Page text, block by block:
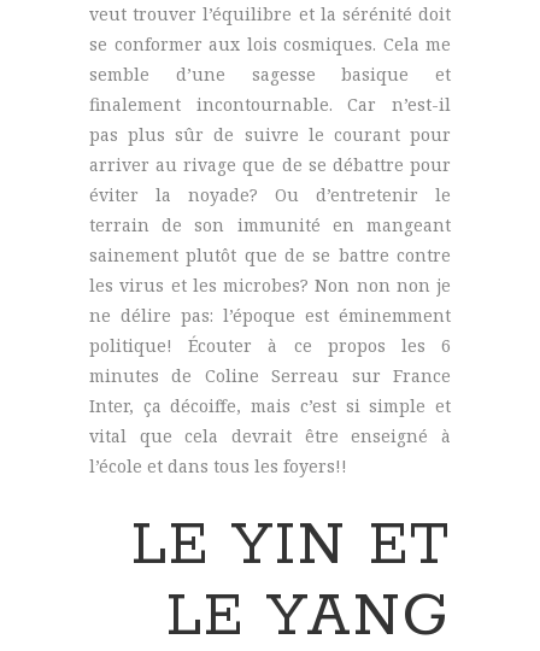
veut trouver l’équilibre et la sérénité doit
se conformer aux lois cosmiques. Cela me
semble d’une sagesse basique et
finalement incontournable. Car n’est-il
pas plus sûr de suivre le courant pour
arriver au rivage que de se débattre pour
éviter la noyade? Ou d’entretenir le
terrain de son immunité en mangeant
sainement plutôt que de se battre contre
les virus et les microbes? Non non non je
ne délire pas: l’époque est éminemment
politique! Écouter à ce propos les 6
minutes de Coline Serreau sur France
Inter, ça décoiffe, mais c’est si simple et
vital que cela devrait être enseigné à
l’école et dans tous les foyers!!
LE YIN ET
LE YANG